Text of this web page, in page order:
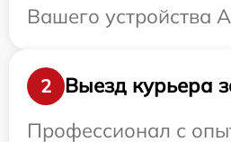
Вашего устройства
2
Выезд курьера
Профессионал с